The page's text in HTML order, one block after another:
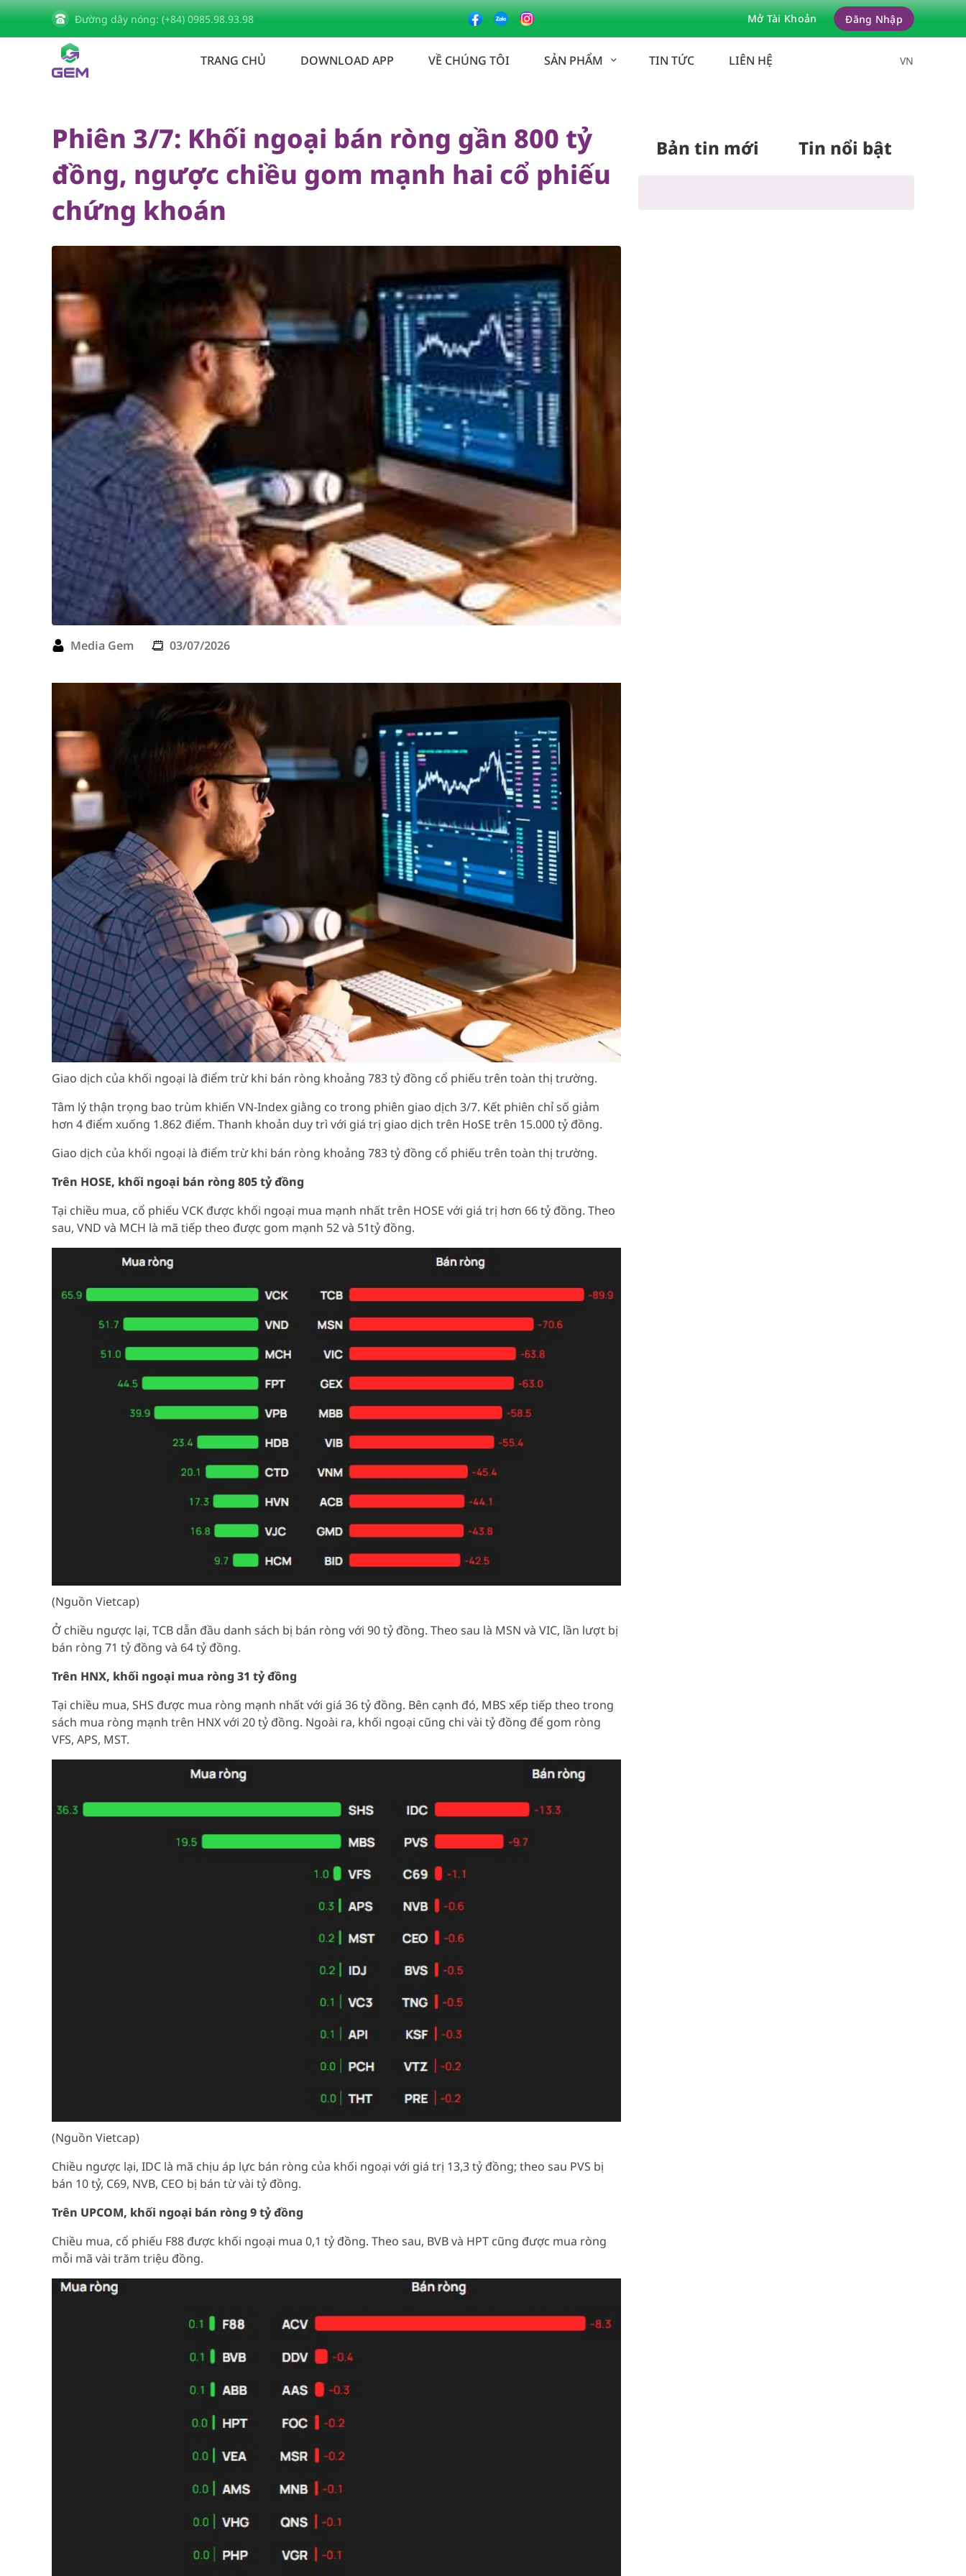
Đường dây nóng: (+84) 0985.98.93.98 Mở Tài Khoản Đăng Nhập
TRANG CHỦ DOWNLOAD APP VỀ CHÚNG TÔI SẢN PHẨM TIN TỨC LIÊN HỆ VN
Trang chủ Phiên 3/7: Khối ngoại bán ròng gần 800 tỷ đồng, ngược chiều gom mạnh hai cổ phiếu chứng khoán
Phiên 3/7: Khối ngoại bán ròng gần 800 tỷ
đồng, ngược chiều gom mạnh hai cổ phiếu
chứng khoán
Media Gem 03/07/2026
Giao dịch của khối ngoại là điểm trừ khi bán ròng khoảng 783 tỷ đồng cổ phiếu trên toàn thị trường.
Tâm lý thận trọng bao trùm khiến VN-Index giằng co trong phiên giao dịch 3/7. Kết phiên chỉ số giảm
hơn 4 điểm xuống 1.862 điểm. Thanh khoản duy trì với giá trị giao dịch trên HoSE trên 15.000 tỷ đồng.
Giao dịch của khối ngoại là điểm trừ khi bán ròng khoảng 783 tỷ đồng cổ phiếu trên toàn thị trường.
Trên HOSE, khối ngoại bán ròng 805 tỷ đồng
Tại chiều mua, cổ phiếu VCK được khối ngoại mua mạnh nhất trên HOSE với giá trị hơn 66 tỷ đồng. Theo
sau, VND và MCH là mã tiếp theo được gom mạnh 52 và 51tỷ đồng.
(Nguồn Vietcap)
Ở chiều ngược lại, TCB dẫn đầu danh sách bị bán ròng với 90 tỷ đồng. Theo sau là MSN và VIC, lần lượt bị
bán ròng 71 tỷ đồng và 64 tỷ đồng.
Trên HNX, khối ngoại mua ròng 31 tỷ đồng
Tại chiều mua, SHS được mua ròng mạnh nhất với giá 36 tỷ đồng. Bên cạnh đó, MBS xếp tiếp theo trong
sách mua ròng mạnh trên HNX với 20 tỷ đồng. Ngoài ra, khối ngoại cũng chi vài tỷ đồng để gom ròng
VFS, APS, MST.
(Nguồn Vietcap)
Chiều ngược lại, IDC là mã chịu áp lực bán ròng của khối ngoại với giá trị 13,3 tỷ đồng; theo sau PVS bị
bán 10 tỷ, C69, NVB, CEO bị bán từ vài tỷ đồng.
Trên UPCOM, khối ngoại bán ròng 9 tỷ đồng
Chiều mua, cổ phiếu F88 được khối ngoại mua 0,1 tỷ đồng. Theo sau, BVB và HPT cũng được mua ròng
mỗi mã vài trăm triệu đồng.
Bản tin mới Tin nổi bật